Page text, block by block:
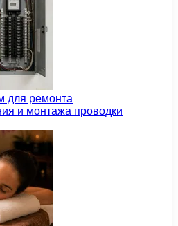
для ремонта
и монтажа проводки